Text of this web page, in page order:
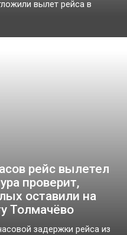
вылет рейса в
рейс вылетел
проверит,
оставили на
Толмачёво
задержки рейса из